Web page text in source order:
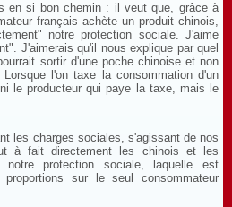
en si bon chemin : il veut que, grâce à
français achète un produit chinois,
notre protection sociale. J'aime
J'aimerais qu'il nous explique par quel
sortir d'une poche chinoise et non
l'on taxe la consommation d'un
le producteur qui paye la taxe, mais le
les charges sociales, s'agissant de nos
à fait directement les chinois et les
protection sociale, laquelle est
sur le seul consommateur